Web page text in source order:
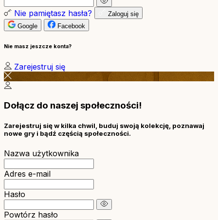
Nie pamiętasz hasła?
Zaloguj się
Google
Facebook
Nie masz jeszcze konta?
Zarejestruj się
Dołącz do naszej społeczności!
Zarejestruj się w kilka chwil, buduj swoją kolekcję, poznawaj
nowe gry i bądź częścią społeczności.
Nazwa użytkownika
Adres e-mail
Hasło
Powtórz hasło